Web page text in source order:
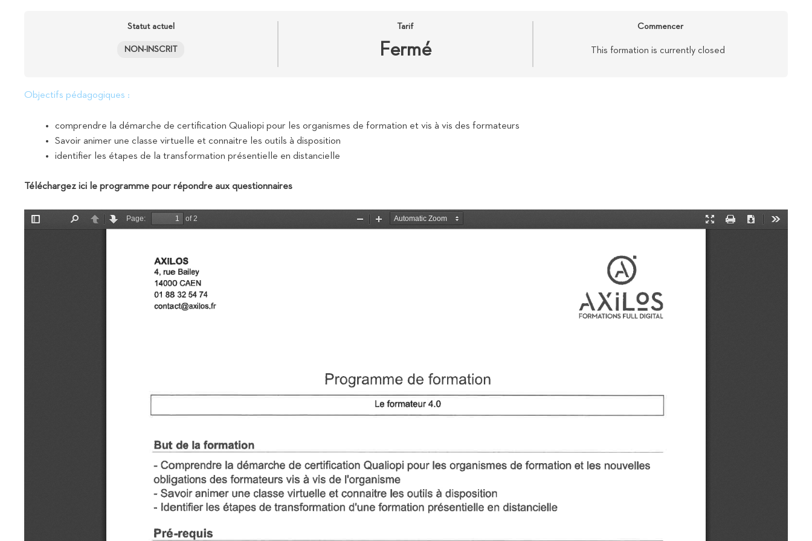
Statut actuel
NON-INSCRIT
Tarif
Fermé
Commencer
This formation is currently closed
Objectifs pédagogiques :
comprendre la démarche de certification Qualiopi pour les organismes de formation et vis à vis des formateurs
Savoir animer une classe virtuelle et connaitre les outils à disposition
identifier les étapes de la transformation présentielle en distancielle
Téléchargez ici le programme pour répondre aux questionnaires